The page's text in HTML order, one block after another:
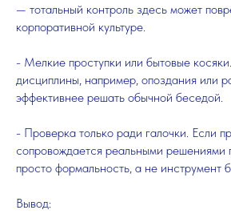
— тотальный контроль здесь может
корпоративной культуре.
- Мелкие проступки или бытовые
дисциплины, например, опоздания или
эффективнее решать обычной беседой.
- Проверка только ради галочки. Если
сопровождается реальными решениями
просто формальность, а не инструмент
Вывод: